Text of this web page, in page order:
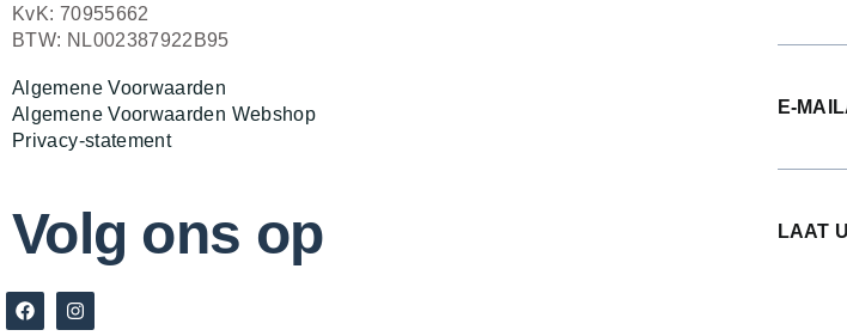
KvK: 70955662
BTW: NL002387922B95
Algemene Voorwaarden
Algemene Voorwaarden Webshop
Privacy-statement
Volg ons op
E-
LAAT